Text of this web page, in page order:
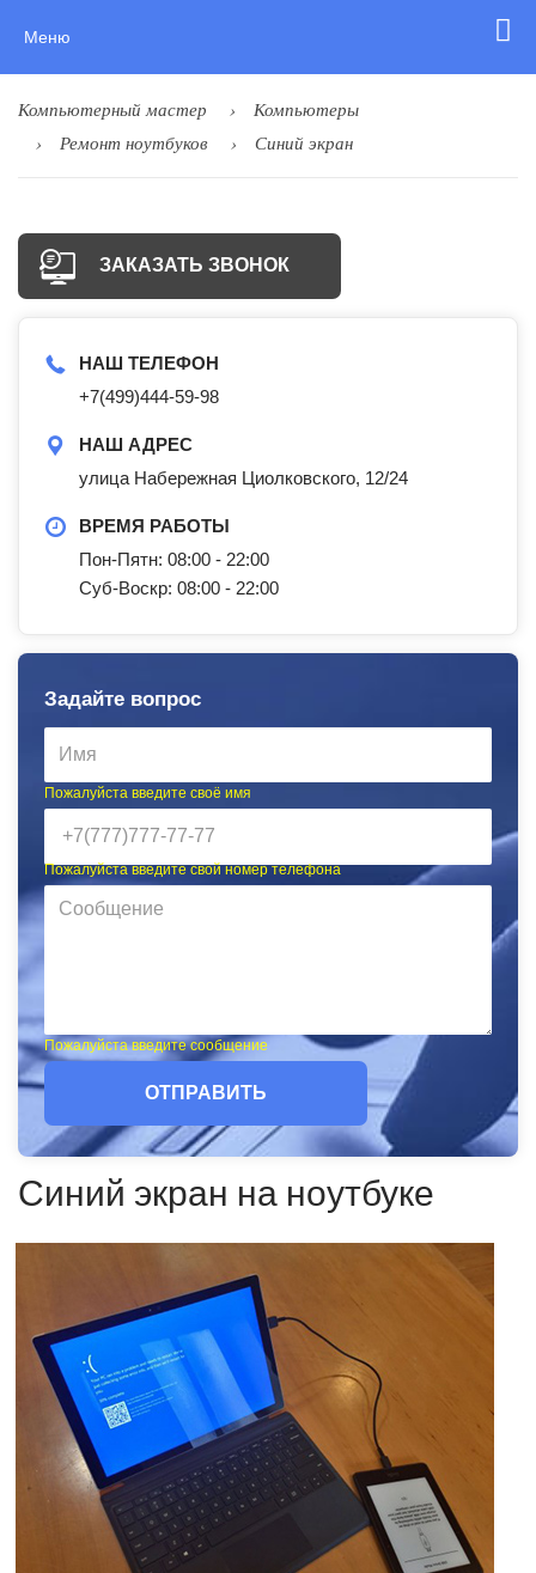
Меню
Компьютерный мастер
Компьютеры
Ремонт ноутбуков
Синий экран
ЗАКАЗАТЬ ЗВОНОК
НАШ ТЕЛЕФОН
+7(499)444-59-98
НАШ АДРЕС
улица Набережная Циолковского, 12/24
ВРЕМЯ РАБОТЫ
Пон-Пятн: 08:00 - 22:00
Суб-Воскр: 08:00 - 22:00
Задайте вопрос
Пожалуйста введите своё имя
Пожалуйста введите свой номер телефона
Пожалуйста введите сообщение
ОТПРАВИТЬ
Синий экран на ноутбуке